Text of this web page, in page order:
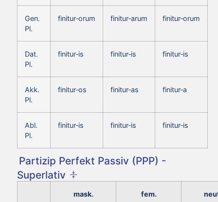
Gen.
Pl.
finitur‑orum finitur‑arum finitur‑orum
Dat.
Pl.
finitur‑is finitur‑is finitur‑is
Akk.
Pl.
finitur‑os finitur‑as finitur‑a
Abl.
Pl.
finitur‑is finitur‑is finitur‑is
Partizip Perfekt Passiv (PPP) -
Superlativ
mask. fem.